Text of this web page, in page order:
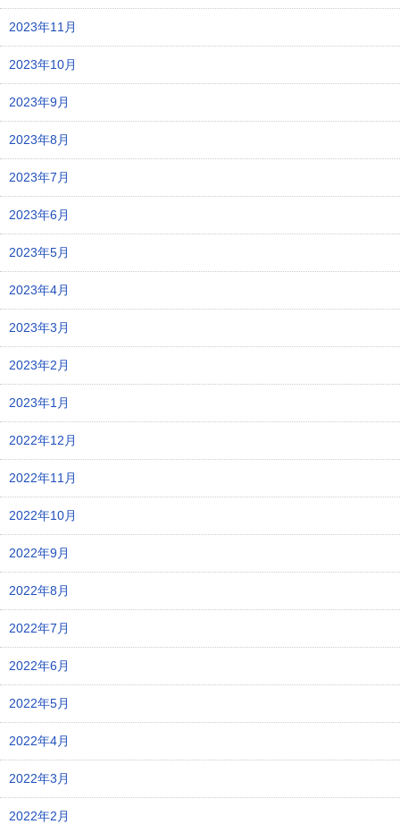
2023年11月
2023年10月
2023年9月
2023年8月
2023年7月
2023年6月
2023年5月
2023年4月
2023年3月
2023年2月
2023年1月
2022年12月
2022年11月
2022年10月
2022年9月
2022年8月
2022年7月
2022年6月
2022年5月
2022年4月
2022年3月
2022年2月